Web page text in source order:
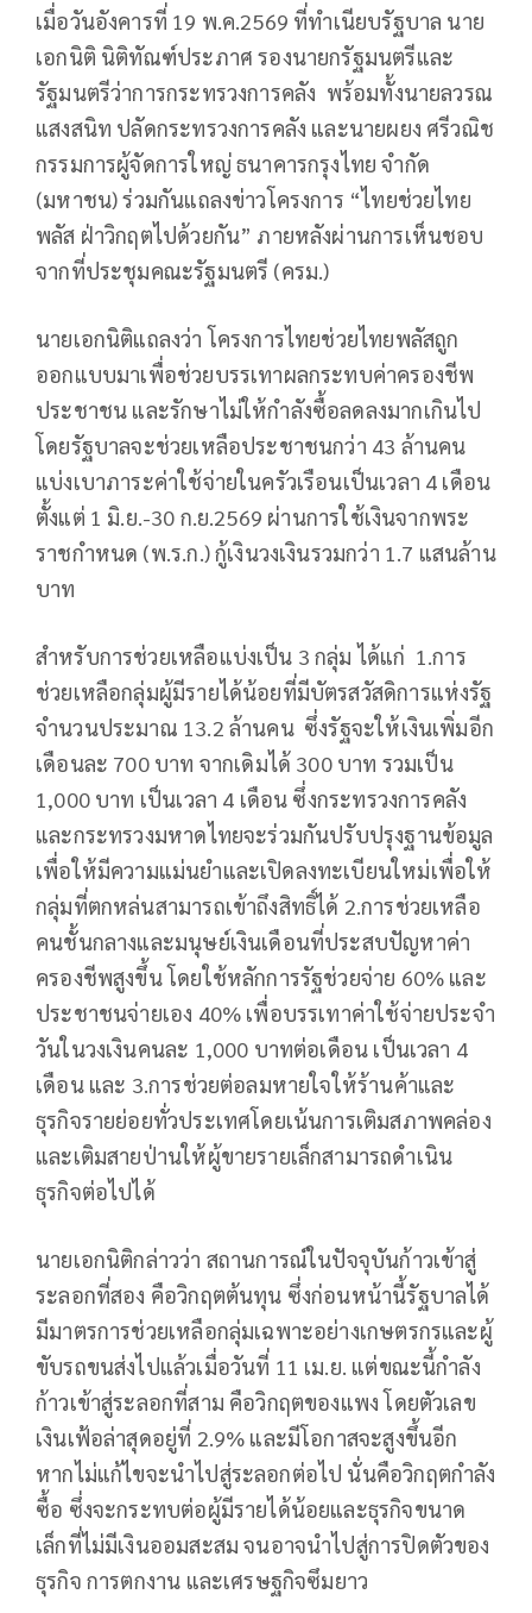
เมื่อวันอังคารที่ 19 พ.ค.2569 ที่ทำเนียบรัฐบาล นาย
เอกนิติ นิติทัณฑ์ประภาศ รองนายกรัฐมนตรีและ
รัฐมนตรีว่าการกระทรวงการคลัง พร้อมทั้งนายลวรณ
แสงสนิท ปลัดกระทรวงการคลัง และนายผยง ศรีวณิช
กรรมการผู้จัดการใหญ่ ธนาคารกรุงไทย จำกัด
(มหาชน) ร่วมกันแถลงข่าวโครงการ “ไทยช่วยไทย
พลัส ฝ่าวิกฤตไปด้วยกัน” ภายหลังผ่านการเห็นชอบ
จากที่ประชุมคณะรัฐมนตรี (ครม.)
นายเอกนิติแถลงว่า โครงการไทยช่วยไทยพลัสถูก
ออกแบบมาเพื่อช่วยบรรเทาผลกระทบค่าครองชีพ
ประชาชน และรักษาไม่ให้กำลังซื้อลดลงมากเกินไป
โดยรัฐบาลจะช่วยเหลือประชาชนกว่า 43 ล้านคน
แบ่งเบาภาระค่าใช้จ่ายในครัวเรือนเป็นเวลา 4 เดือน
ตั้งแต่ 1 มิ.ย.-30 ก.ย.2569 ผ่านการใช้เงินจากพระ
ราชกำหนด (พ.ร.ก.) กู้เงินวงเงินรวมกว่า 1.7 แสนล้าน
บาท
สำหรับการช่วยเหลือแบ่งเป็น 3 กลุ่ม ได้แก่ 1.การ
ช่วยเหลือกลุ่มผู้มีรายได้น้อยที่มีบัตรสวัสดิการแห่งรัฐ
จำนวนประมาณ 13.2 ล้านคน ซึ่งรัฐจะให้เงินเพิ่มอีก
เดือนละ 700 บาท จากเดิมได้ 300 บาท รวมเป็น
1,000 บาท เป็นเวลา 4 เดือน ซึ่งกระทรวงการคลัง
และกระทรวงมหาดไทยจะร่วมกันปรับปรุงฐานข้อมูล
เพื่อให้มีความแม่นยำและเปิดลงทะเบียนใหม่เพื่อให้
กลุ่มที่ตกหล่นสามารถเข้าถึงสิทธิ์ได้ 2.การช่วยเหลือ
คนชั้นกลางและมนุษย์เงินเดือนที่ประสบปัญหาค่า
ครองชีพสูงขึ้น โดยใช้หลักการรัฐช่วยจ่าย 60% และ
ประชาชนจ่ายเอง 40% เพื่อบรรเทาค่าใช้จ่ายประจำ
วันในวงเงินคนละ 1,000 บาทต่อเดือน เป็นเวลา 4
เดือน และ 3.การช่วยต่อลมหายใจให้ร้านค้าและ
ธุรกิจรายย่อยทั่วประเทศโดยเน้นการเติมสภาพคล่อง
และเติมสายป่านให้ผู้ขายรายเล็กสามารถดำเนิน
ธุรกิจต่อไปได้
นายเอกนิติกล่าวว่า สถานการณ์ในปัจจุบันก้าวเข้าสู่
ระลอกที่สอง คือวิกฤตต้นทุน ซึ่งก่อนหน้านี้รัฐบาลได้
มีมาตรการช่วยเหลือกลุ่มเฉพาะอย่างเกษตรกรและผู้
ขับรถขนส่งไปแล้วเมื่อวันที่ 11 เม.ย. แต่ขณะนี้กำลัง
ก้าวเข้าสู่ระลอกที่สาม คือวิกฤตของแพง โดยตัวเลข
เงินเฟ้อล่าสุดอยู่ที่ 2.9% และมีโอกาสจะสูงขึ้นอีก
หากไม่แก้ไขจะนำไปสู่ระลอกต่อไป นั่นคือวิกฤตกำลัง
ซื้อ ซึ่งจะกระทบต่อผู้มีรายได้น้อยและธุรกิจขนาด
เล็กที่ไม่มีเงินออมสะสม จนอาจนำไปสู่การปิดตัวของ
ธุรกิจ การตกงาน และเศรษฐกิจซึมยาว